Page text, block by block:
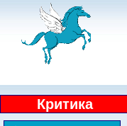
Критика